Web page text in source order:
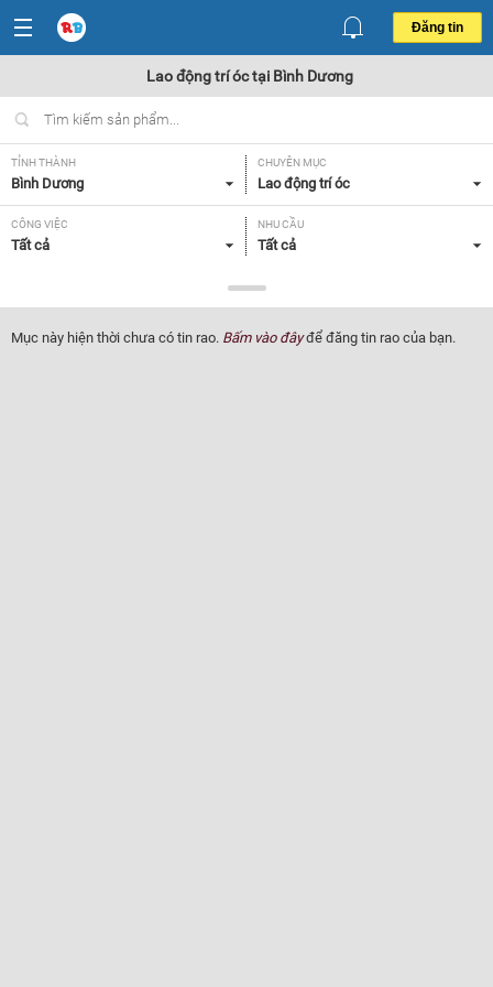
Đăng tin
Lao động trí óc tại Bình Dương
TỈNH THÀNH
Bình Dương
CHUYÊN MỤC
Lao động trí óc
CÔNG VIỆC
Tất cả
NHU CẦU
Tất cả
Tất cả
Mục này hiện thời chưa có tin rao. Bấm vào đâyđể đăng tin rao của bạn.